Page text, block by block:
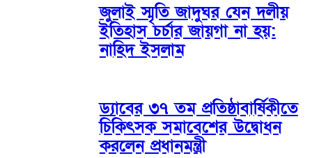
জুলাই স্মৃতি জাদুঘর যেন দলীয়
ইতিহাস চর্চার জায়গা না হয়:
নাহিদ ইসলাম
ড্যাবের ৩৭ তম প্রতিষ্ঠাবার্ষিকীতে
চিকিৎসক সমাবেশের উদ্বোধন
করলেন প্রধানমন্ত্রী